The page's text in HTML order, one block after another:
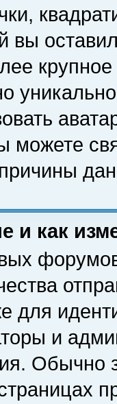
вы
можете
и как
для
и
Обычно